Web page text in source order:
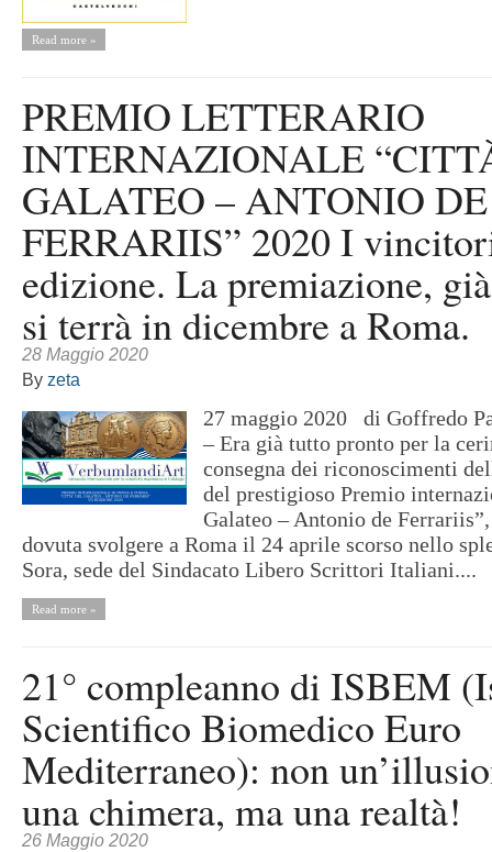
Read more »
PREMIO LETTERARIO
INTERNAZIONALE
GALATEO – ANTONIO DE
FERRARIIS” 2020 I
edizione. La premiazione,
si terrà in dicembre a Roma.
28 Maggio 2020
By zeta
27 maggio 2020 di Goffredo
– Era già tutto pronto per la
consegna dei riconoscimenti
del prestigioso Premio
Galateo – Antonio de
dovuta svolgere a Roma il 24 aprile scorso nello
Sora, sede del Sindacato Libero Scrittori Italiani....
Read more »
21° compleanno di ISBEM
Scientifico Biomedico Euro
Mediterraneo): non
una chimera, ma una realtà!
26 Maggio 2020